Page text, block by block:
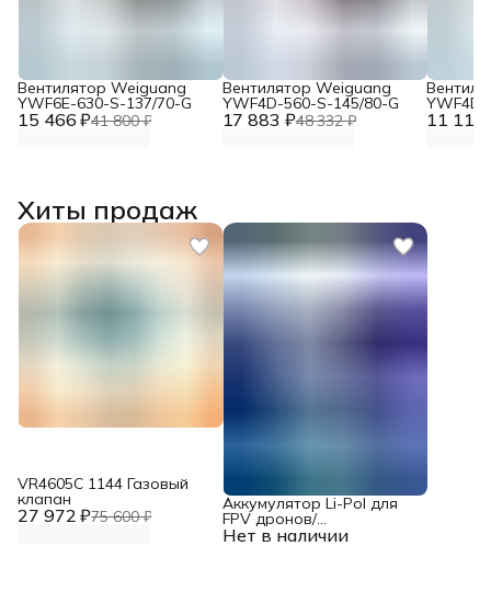
15 466 ₽41 800 ₽
Вентилятор Weiguang
YWF6E-630-S-137/70-G
17 883 ₽48 332 ₽
Вентилятор Weiguang
YWF4D-560-S-145/80-G
11 117
Хиты продаж
27 972 ₽75 600 ₽
VR4605С 1144 Газовый
клапан
Нет в наличии
Аккумулятор Li-Pol для
FPV дронов/
квадрокоптеров 23,1 В,